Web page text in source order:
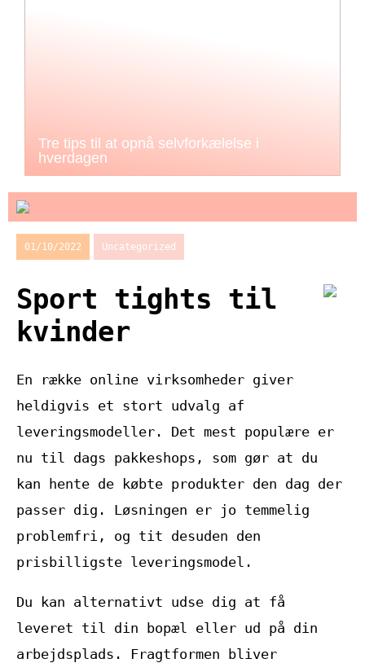
Tre tips til at opnå selvforkælelse i
hverdagen
01/10/2022 Uncategorized
Sport tights til
kvinder
En række online virksomheder giver
heldigvis et stort udvalg af
leveringsmodeller. Det mest populære er
nu til dags pakkeshops, som gør at du
kan hente de købte produkter den dag der
passer dig. Løsningen er jo temmelig
problemfri, og tit desuden den
prisbilligste leveringsmodel.
Du kan alternativt udse dig at få
leveret til din bopæl eller ud på din
arbejdsplads. Fragtformen bliver